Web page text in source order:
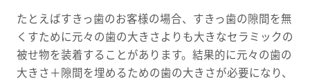
たとえばすきっ歯のお客様の場合、すきっ歯の隙間を無
くすために元々の歯の大きさよりも大きなセラミックの
被せ物を装着することがあります。結果的に元々の歯の
大きさ＋隙間を埋めるための歯の大きさが必要になり、